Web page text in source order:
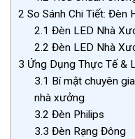
2 So Sánh Chi Tiết: Đèn
2.1 Đèn LED Nhà
2.2 Đèn LED Nhà
3 Ứng Dụng Thực Tế &
3.1 Bí mật chuyên
nhà xưởng
3.2 Đèn Philips
3.3 Đèn Rạng Đông